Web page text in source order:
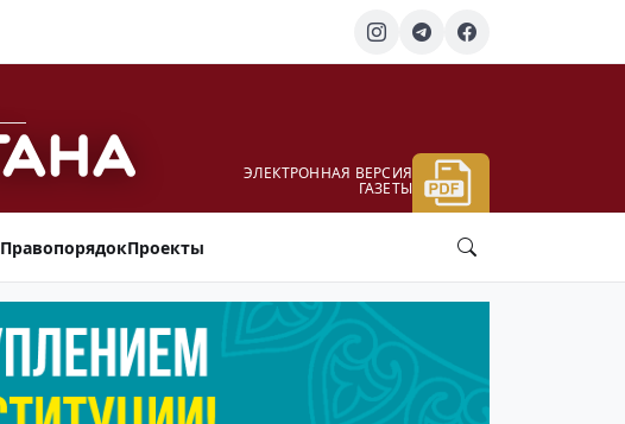
ЭЛЕКТРОННАЯ ВЕРСИЯ
ГАЗЕТЫ
ПравопорядокПроекты